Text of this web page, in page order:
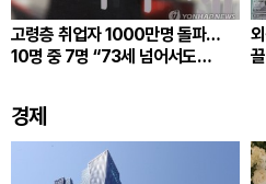
고령층 취업자 1000만명 돌파…
10명 중 7명 “73세 넘어서도
경제